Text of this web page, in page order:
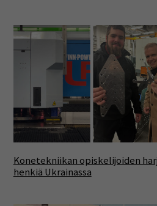
Konetekniikan opiskelijoiden
henkiä Ukrainassa